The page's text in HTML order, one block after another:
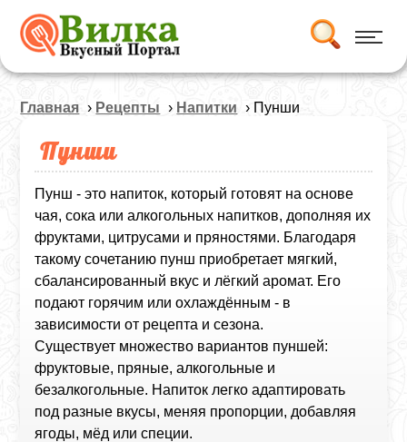
Главная › Рецепты › Напитки › Пунши
Пунши
Пунш - это напиток, который готовят на основе
чая, сока или алкогольных напитков, дополняя их
фруктами, цитрусами и пряностями. Благодаря
такому сочетанию пунш приобретает мягкий,
сбалансированный вкус и лёгкий аромат. Его
подают горячим или охлаждённым - в
зависимости от рецепта и сезона.
Существует множество вариантов пуншей:
фруктовые, пряные, алкогольные и
безалкогольные. Напиток легко адаптировать
под разные вкусы, меняя пропорции, добавляя
ягоды, мёд или специи.